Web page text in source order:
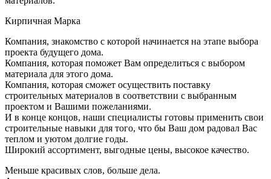
Кирпичная Марка
Компания, знакомство с которой начинается на этапе выбора
проекта будущего дома.
Компания, которая поможет Вам определиться с выбором
материала для этого дома.
Компания, которая сможет осуществить поставку
строительных материалов в соответствии с выбранным
проектом и Вашими пожеланиями.
И в конце концов, наши специалисты готовы применить свои
строительные навыки для того, что бы Ваш дом радовал Вас
теплом и уютом долгие годы.
Широкий ассортимент, выгодные цены, высокое качество.
Меньше красивых слов, больше дела.